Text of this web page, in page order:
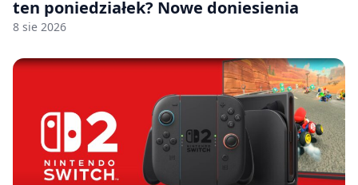
ten poniedziałek? Nowe doniesienia
8 sie 2026